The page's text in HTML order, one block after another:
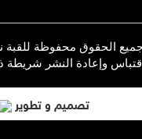
الحقوق محفوظة للقبة نيوز
وإعادة النشر شريطة
تصميم و تطوير